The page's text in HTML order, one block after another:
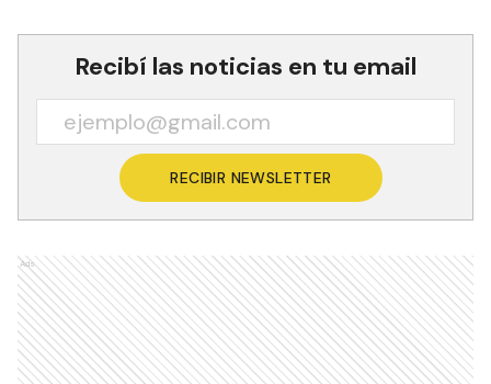
Recibí las noticias en tu email
RECIBIR NEWSLETTER
Ads